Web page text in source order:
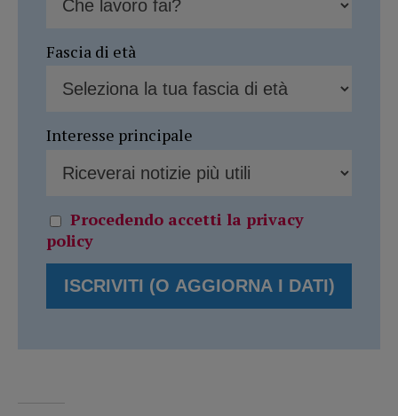
Fascia di età
Interesse principale
Procedendo accetti la privacy
policy